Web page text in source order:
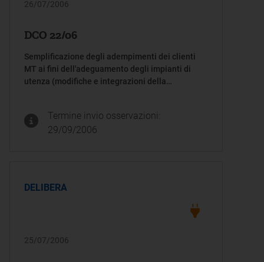
26/07/2006
DCO 22/06
Semplificazione degli adempimenti dei clienti
MT ai fini dell'adeguamento degli impianti di
utenza (modifiche e integrazioni della
Termine invio osservazioni:
29/09/2006
DELIBERA
25/07/2006